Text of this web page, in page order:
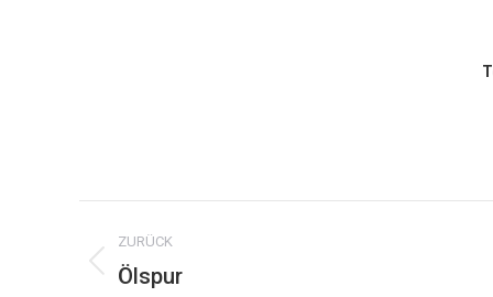
Kommentarnavigation
ZURÜCK
Vorheriger
Ölspur